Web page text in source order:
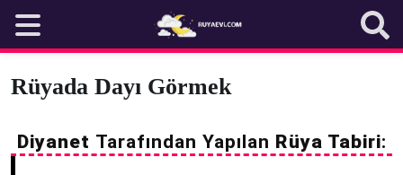
content
Rüyada Dayı Görmek
Diyanet Tarafından Yapılan Rüya Tabiri: